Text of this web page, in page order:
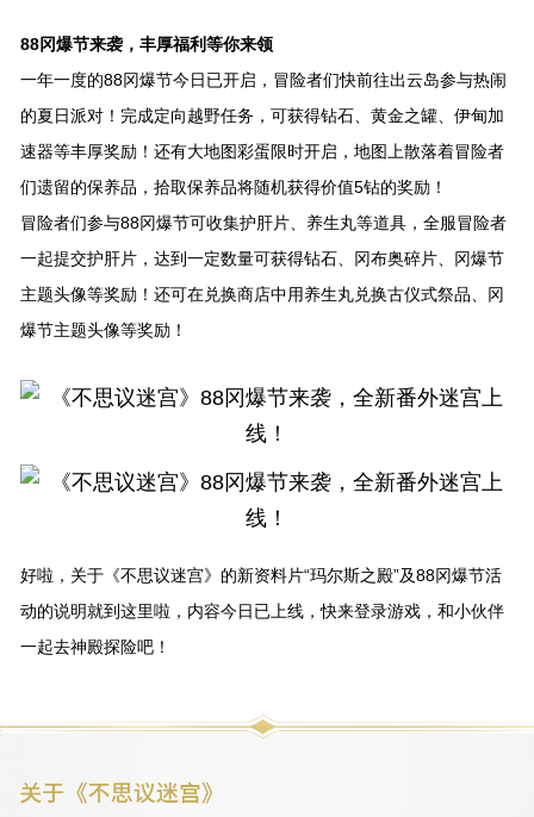
88冈爆节来袭，丰厚福利等你来领
一年一度的88冈爆节今日已开启，冒险者们快前往出云岛参与热闹
的夏日派对！完成定向越野任务，可获得钻石、黄金之罐、伊甸加
速器等丰厚奖励！还有大地图彩蛋限时开启，地图上散落着冒险者
们遗留的保养品，拾取保养品将随机获得价值5钻的奖励！
冒险者们参与88冈爆节可收集护肝片、养生丸等道具，全服冒险者
一起提交护肝片，达到一定数量可获得钻石、冈布奥碎片、冈爆节
主题头像等奖励！还可在兑换商店中用养生丸兑换古仪式祭品、冈
爆节主题头像等奖励！
好啦，关于《不思议迷宫》的新资料片“玛尔斯之殿”及88冈爆节活
动的说明就到这里啦，内容今日已上线，快来登录游戏，和小伙伴
一起去神殿探险吧！